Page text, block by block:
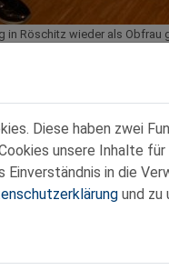
in Röschitz wieder als
13:00 - 16:00 Uhr
Diese haben zwei
unsere Inhalte
in die
und zu